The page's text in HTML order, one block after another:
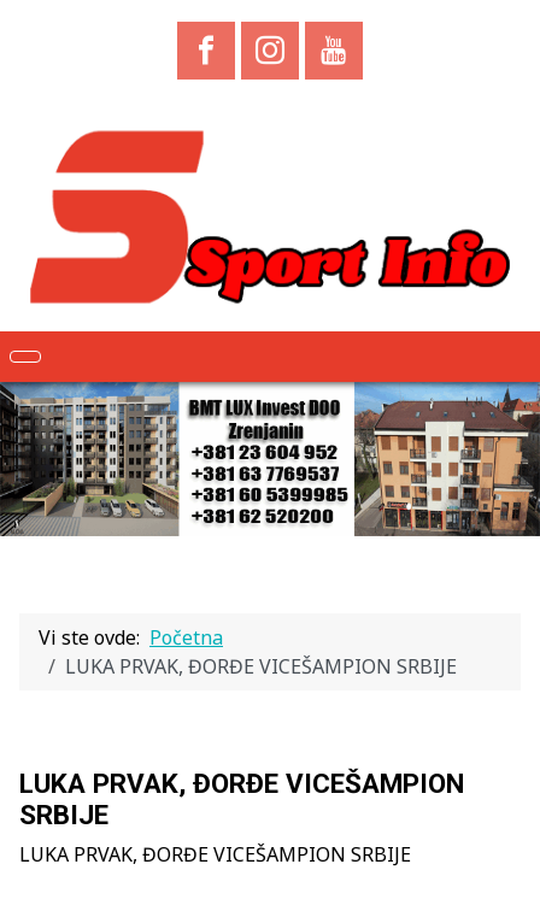
Vi ste ovde: Početna
LUKA PRVAK, ĐORĐE VICEŠAMPION SRBIJE
LUKA PRVAK, ĐORĐE VICEŠAMPION
SRBIJE
LUKA PRVAK, ĐORĐE VICEŠAMPION SRBIJE